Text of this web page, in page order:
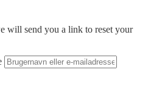
will send you a link to reset your